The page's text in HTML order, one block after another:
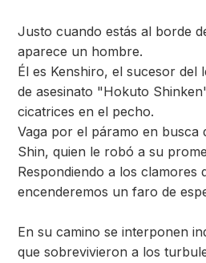
Justo cuando estás al borde
aparece un hombre.
Él es Kenshiro, el sucesor del
de asesinato "Hokuto
cicatrices en el pecho.
Vaga por el páramo en busca
Shin, quien le robó a su
Respondiendo a los clamores
encenderemos un faro de
En su camino se interponen
que sobrevivieron a los